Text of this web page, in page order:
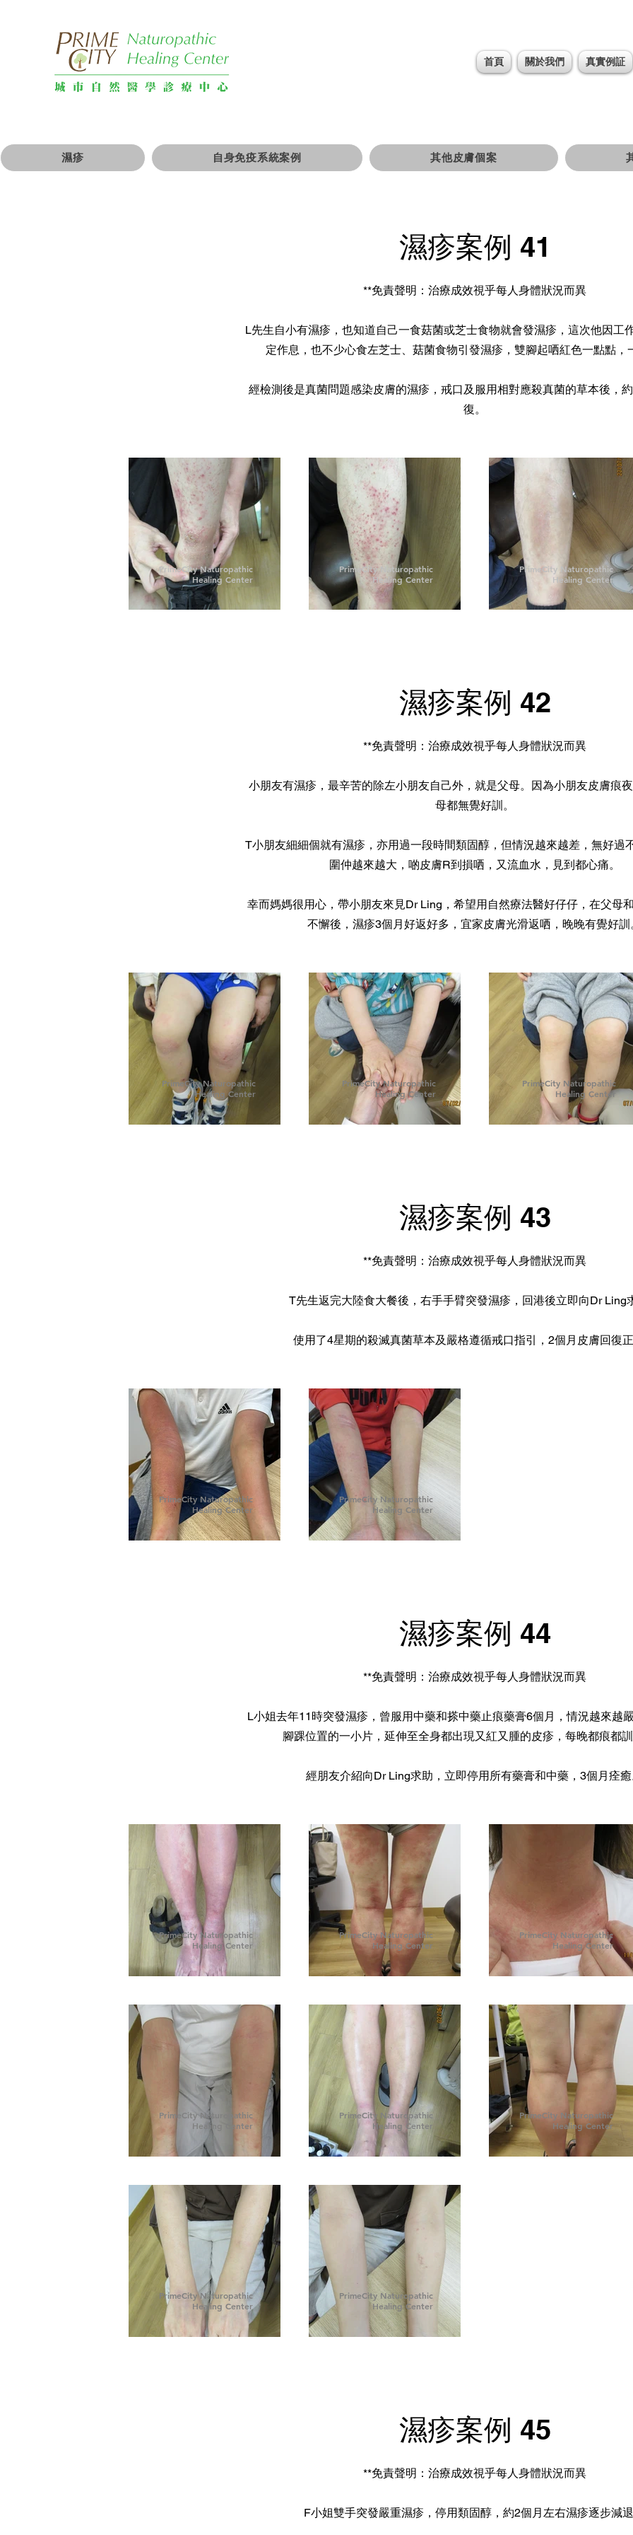
首頁 關於我們 真實例証
濕疹 自身免疫系統案例 其他皮膚個案
濕疹案例 41
**免責聲明：治療成效視乎每人身體狀況而異
L先生自小有濕疹，也知道自己一食菇菌或芝士食物就會發濕疹，這次他因工
定作息，也不少心食左芝士、菇菌食物引發濕疹，雙腳起哂紅色一點點，
經檢測後是真菌問題感染皮膚的濕疹，戒口及服用相對應殺真菌的草本後，
復。
PrimeCity Naturopathic
Healing Center
PrimeCity Naturopathic
Healing Center
PrimeCity Naturopathic
Healing Center
濕疹案例 42
**免責聲明：治療成效視乎每人身體狀況而異
小朋友有濕疹，最辛苦的除左小朋友自己外，就是父母。因為小朋友皮膚痕
母都無覺好訓。
T小朋友細細個就有濕疹，亦用過一段時間類固醇，但情況越來越差，無好過
圍仲越來越大，啲皮膚R到損哂，又流血水，見到都心痛。
幸而媽媽很用心，帶小朋友來見Dr Ling，希望用自然療法醫好仔仔，在父母
不懈後，濕疹3個月好返好多，宜家皮膚光滑返哂，晚晚有覺好訓
PrimeCity Naturopathic
Healing Center
PrimeCity Naturopathic
Healing Center
PrimeCity Naturopathic
Healing Center
濕疹案例 43
**免責聲明：治療成效視乎每人身體狀況而異
T先生返完大陸食大餐後，右手手臂突發濕疹，回港後立即向Dr Ling
使用了4星期的殺滅真菌草本及嚴格遵循戒口指引，2個月皮膚回復正
PrimeCity Naturopathic
Healing Center
PrimeCity Naturopathic
Healing Center
濕疹案例 44
**免責聲明：治療成效視乎每人身體狀況而異
L小姐去年11時突發濕疹，曾服用中藥和搽中藥止痕藥膏6個月，情況越來越
腳踝位置的一小片，延伸至全身都出現又紅又腫的皮疹，每晚都痕都訓
經朋友介紹向Dr Ling求助，立即停用所有藥膏和中藥，3個月痊癒
PrimeCity Naturopathic
Healing Center
PrimeCity Naturopathic
Healing Center
PrimeCity Naturopathic
Healing Center
PrimeCity Naturopathic
Healing Center
PrimeCity Naturopathic
Healing Center
PrimeCity Naturopathic
Healing Center
PrimeCity Naturopathic
Healing Center
PrimeCity Naturopathic
Healing Center
濕疹案例 45
**免責聲明：治療成效視乎每人身體狀況而異
F小姐雙手突發嚴重濕疹，停用類固醇，約2個月左右濕疹逐步減退